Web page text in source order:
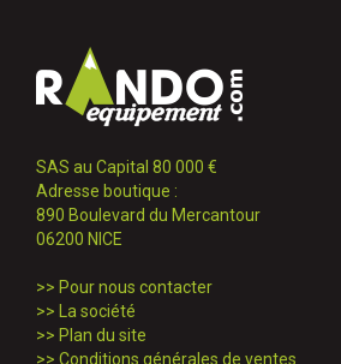
SAS au Capital 80 000 €
Adresse boutique :
890 Boulevard du Mercantour
06200 NICE
>> Pour nous contacter
>> La société
>> Plan du site
>> Conditions générales de ventes